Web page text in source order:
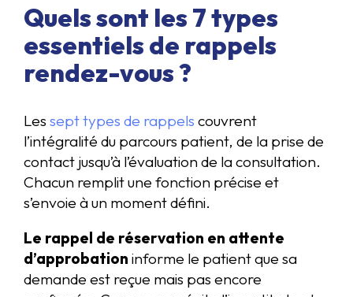
Quels sont les 7 types
essentiels de rappels
rendez-vous ?
Les sept types de rappels couvrent
l’intégralité du parcours patient, de la prise de
contact jusqu’à l’évaluation de la consultation.
Chacun remplit une fonction précise et
s’envoie à un moment défini.
Le rappel de réservation en attente
d’approbation informe le patient que sa
demande est reçue mais pas encore